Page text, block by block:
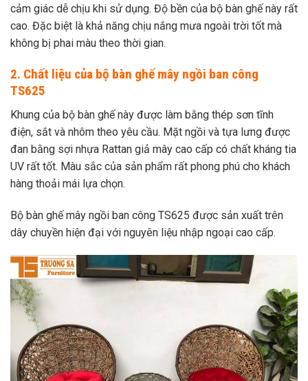
cảm giác dễ chịu khi sử dụng. Độ bền của bộ bàn ghế này rất
cao. Đặc biệt là khả năng chịu nắng mưa ngoài trời tốt mà
không bị phai màu theo thời gian.
2. Chất liệu của bộ bàn ghế mây ngồi ban công
TS625
Khung của bộ bàn ghế này được làm bằng thép sơn tĩnh
điện, sắt và nhôm theo yêu cầu. Mặt ngồi và tựa lưng được
đan bằng sợi nhựa Rattan giả mây cao cấp có chất kháng tia
UV rất tốt. Màu sắc của sản phẩm rất phong phú cho khách
hàng thoải mái lựa chọn.
Bộ bàn ghế mây ngồi ban công TS625 được sản xuất trên
dây chuyền hiện đại với nguyên liệu nhập ngoại cao cấp.